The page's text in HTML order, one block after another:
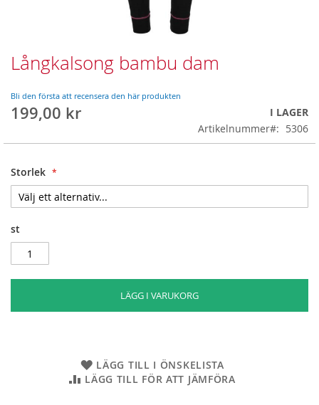
Skip
to
beginning
of
images
Långkalsong bambu dam
Bli den första att recensera den här produkten
199,00 kr
I LAGER
Artikelnummer
5306
Storlek
st
LÄGG I VARUKORG
LÄGG TILL I ÖNSKELISTA
LÄGG TILL FÖR ATT JÄMFÖRA